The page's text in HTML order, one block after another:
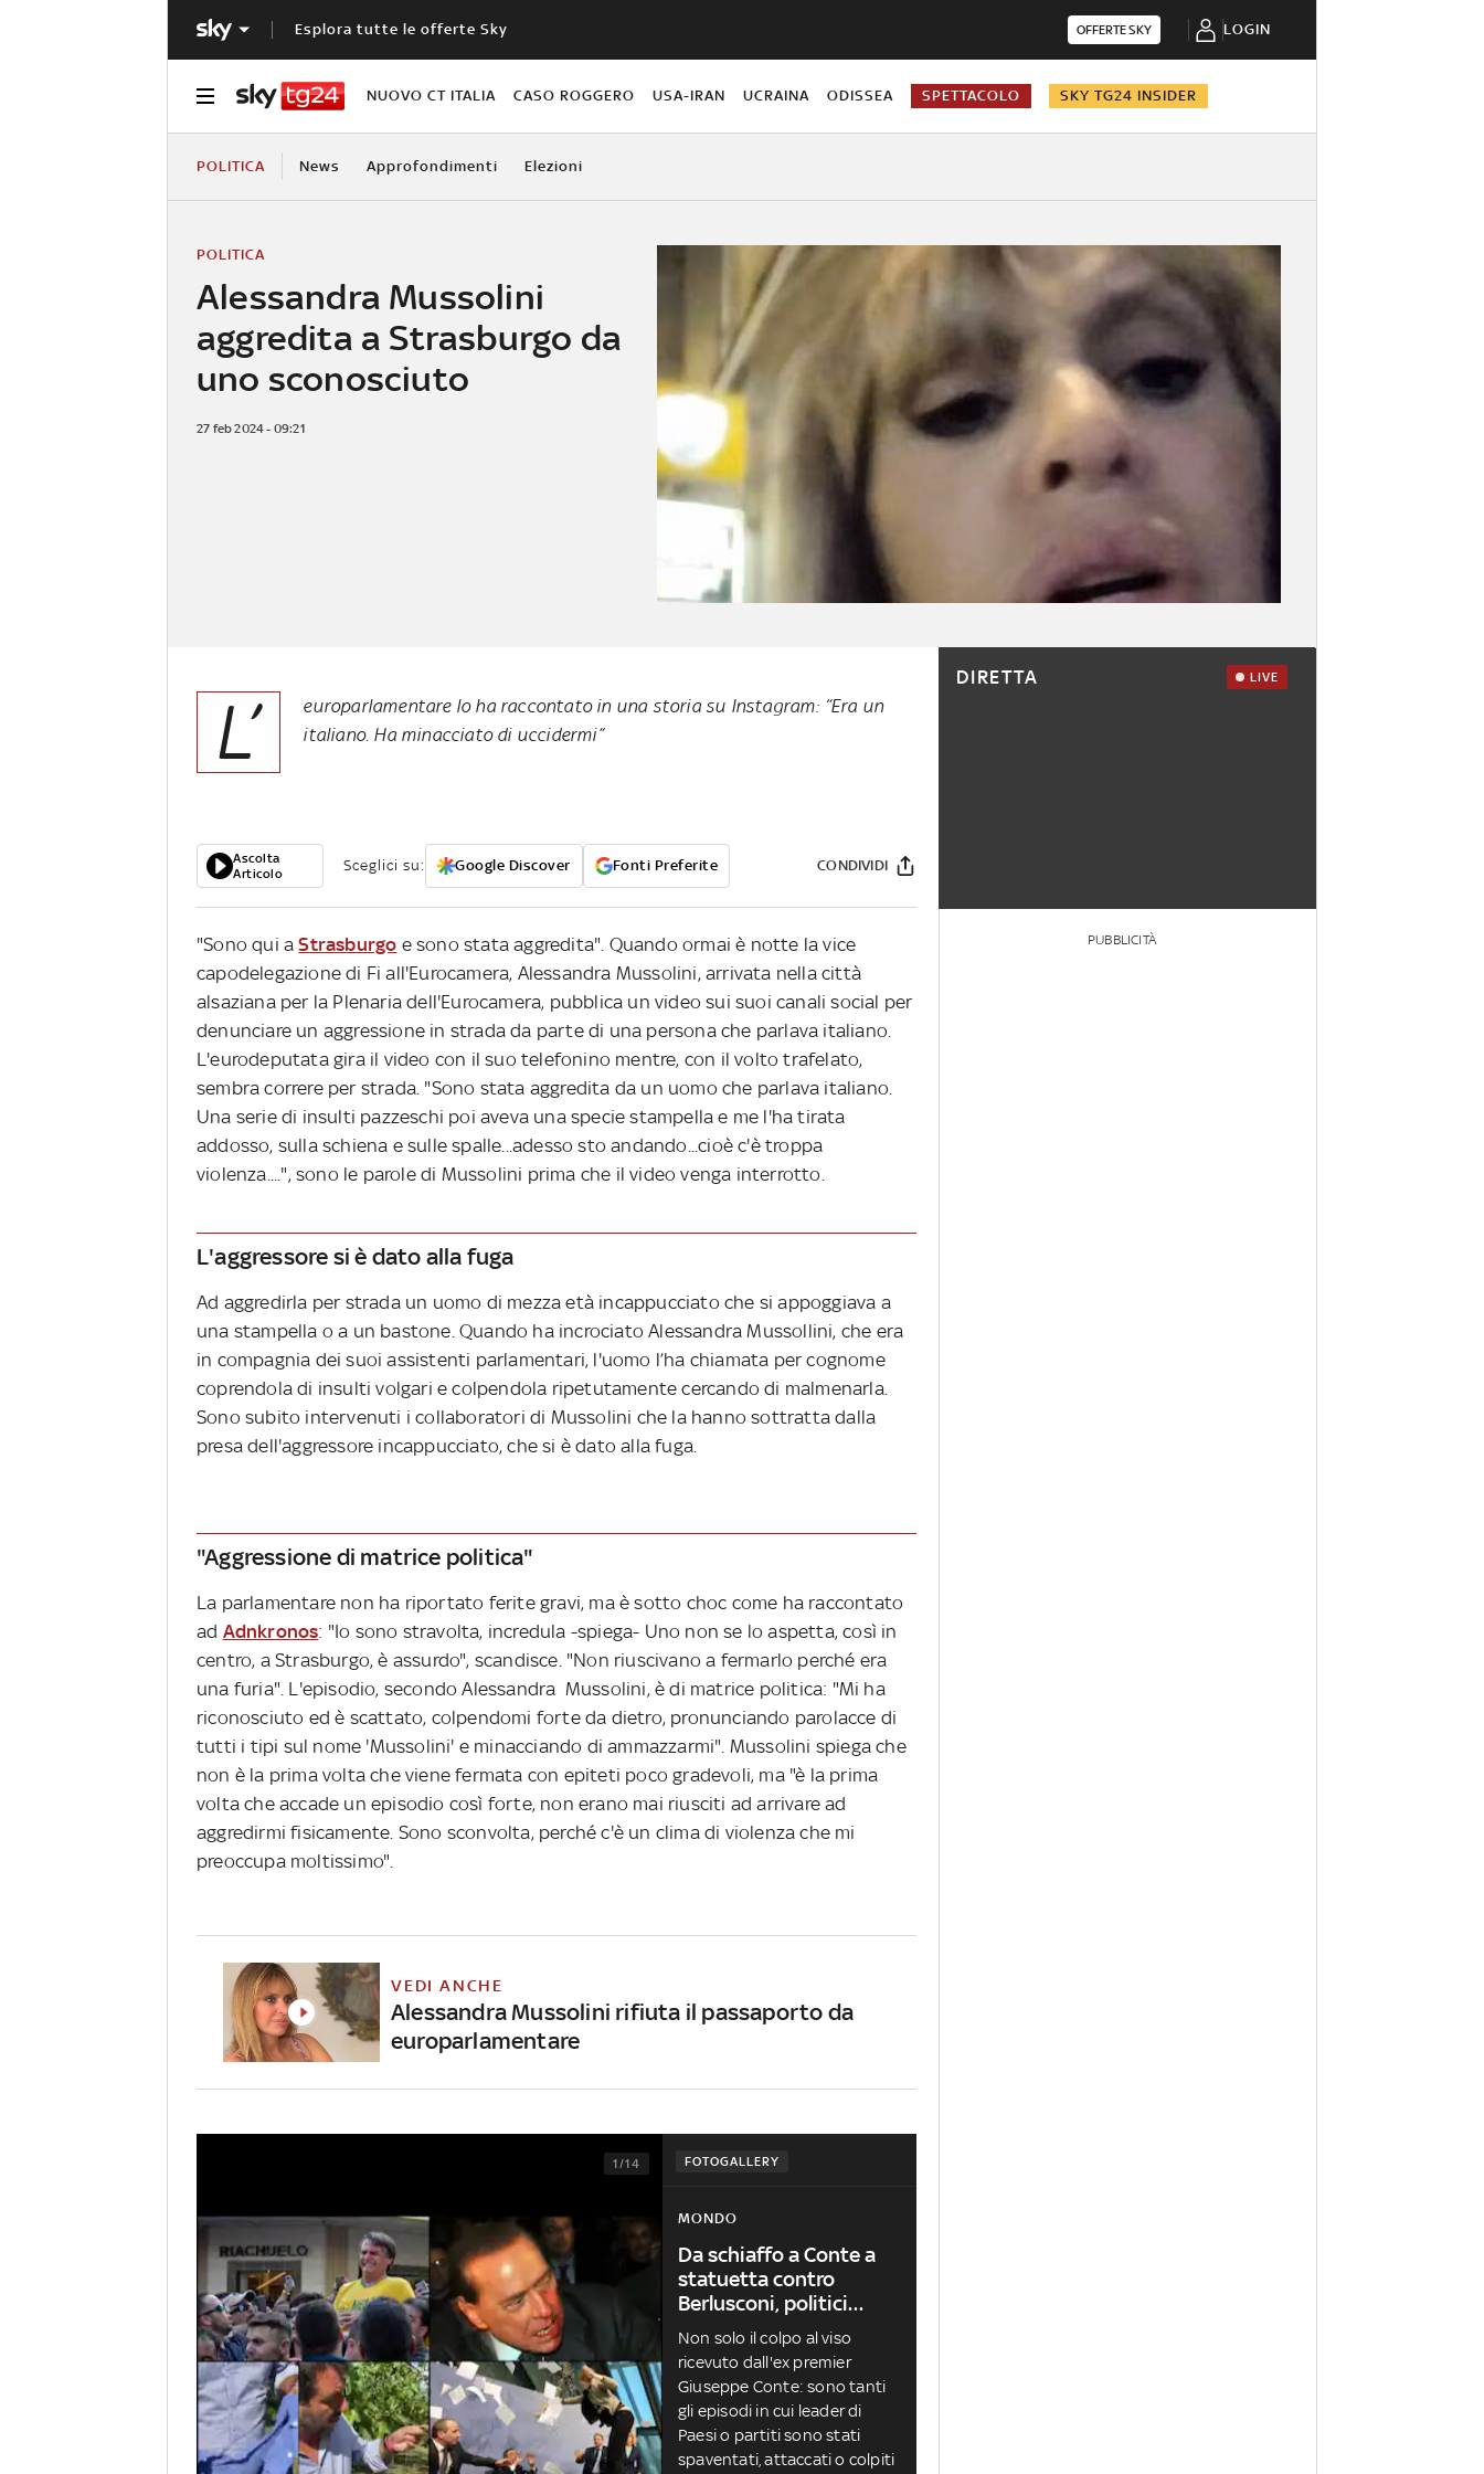
Esplora tutte le offerte Sky OFFERTE SKY LOGIN
NUOVO CT ITALIA CASO ROGGERO USA-IRAN UCRAINA ODISSEA SPETTACOLO SKY TG24 INSIDER
POLITICA News Approfondimenti Elezioni
Alessandra Mussolini
aggredita a Strasburgo da
uno sconosciuto
POLITICA
27 feb 2024 - 09:21
L’
europarlamentare lo ha raccontato in una storia su Instagram: “Era un
italiano. Ha minacciato di uccidermi”
Ascolta
Articolo
Sceglici su: Google Discover Fonti Preferite CONDIVIDI
"Sono qui aStrasburgo e sono stata aggredita". Quando ormai è notte la vice
capodelegazione di Fi all'Eurocamera, Alessandra Mussolini, arrivata nella città
alsaziana per la Plenaria dell'Eurocamera, pubblica un video sui suoi canali social per
denunciare un aggressione in strada da parte di una persona che parlava italiano.
L'eurodeputata gira il video con il suo telefonino mentre, con il volto trafelato,
sembra correre per strada. "Sono stata aggredita da un uomo che parlava italiano.
Una serie di insulti pazzeschi poi aveva una specie stampella e me l'ha tirata
addosso, sulla schiena e sulle spalle...adesso sto andando...cioè c'è troppa
violenza....", sono le parole di Mussolini prima che il video venga interrotto.
L'aggressore si è dato alla fuga
Ad aggredirla per strada un uomo di mezza età incappucciato che si appoggiava a
una stampella o a un bastone. Quando ha incrociato Alessandra Mussollini, che era
in compagnia dei suoi assistenti parlamentari, l'uomo l’ha chiamata per cognome
coprendola di insulti volgari e colpendola ripetutamente cercando di malmenarla.
Sono subito intervenuti i collaboratori di Mussolini che la hanno sottratta dalla
presa dell'aggressore incappucciato, che si è dato alla fuga.
"Aggressione di matrice politica"
La parlamentare non ha riportato ferite gravi, ma è sotto choc come ha raccontato
ad Adnkronos: "Io sono stravolta, incredula -spiega- Uno non se lo aspetta, così in
centro, a Strasburgo, è assurdo", scandisce. "Non riuscivano a fermarlo perché era
una furia". L'episodio, secondo Alessandra Mussolini, è di matrice politica: "Mi ha
riconosciuto ed è scattato, colpendomi forte da dietro, pronunciando parolacce di
tutti i tipi sul nome 'Mussolini' e minacciando di ammazzarmi". Mussolini spiega che
non è la prima volta che viene fermata con epiteti poco gradevoli, ma "è la prima
volta che accade un episodio così forte, non erano mai riusciti ad arrivare ad
aggredirmi fisicamente. Sono sconvolta, perché c'è un clima di violenza che mi
preoccupa moltissimo".
VEDI ANCHE
Alessandra Mussolini rifiuta il passaporto da
europarlamentare
FOTOGALLERY
1/14
MONDO
Da schiaffo a Conte a
statuetta contro
Berlusconi, politici
aggrediti
Non solo il colpo al viso
ricevuto dall'ex premier
Giuseppe Conte: sono tanti
gli episodi in cui leader di
Paesi o partiti sono stati
spaventati, attaccati o colpiti
DIRETTA LIVE
PUBBLICITÀ